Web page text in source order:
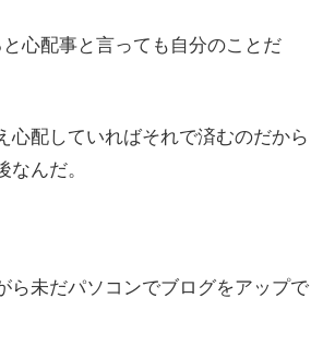
心配事と言っても自分のことだ
心配していればそれで済むのだから
なんだ。
ら未だパソコンでブログをアップで